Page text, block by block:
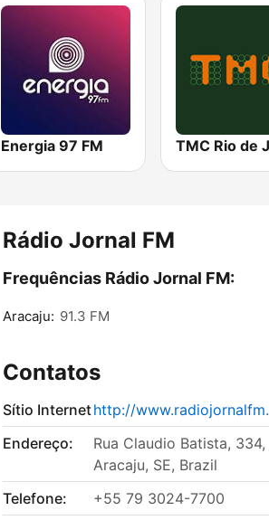
Energia 97 FM
Rádio Jornal FM
Frequências Rádio Jornal FM:
Aracaju: 91.3 FM
Contatos
Sítio Internethttp://
Endereço:
Rua Claudio Batista,
Aracaju, SE, Brazil
Telefone:
+55 79 3024-7700